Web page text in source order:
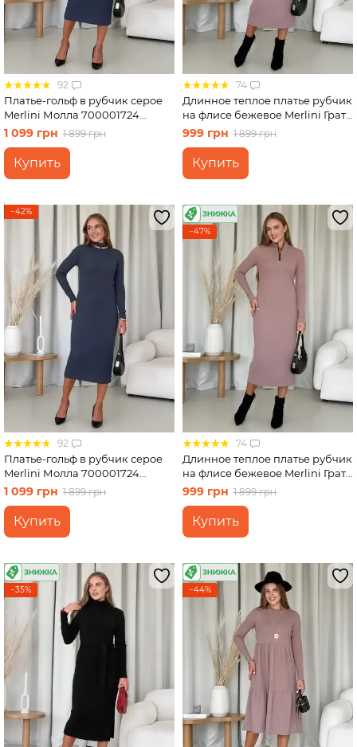
92
Платье-гольф в рубчик серое
Merlini Молла 700001724
размер L-XL
1 099 грн 1 899 грн
Купить
74
Длинное теплое платье рубчик
на флисе бежевое Merlini Грата
700001822 размер S-M
999 грн 1 899 грн
Купить
−42%
92
Платье-гольф в рубчик серое
Merlini Молла 700001724
размер S-M
1 099 грн 1 899 грн
Купить
−47%
74
Длинное теплое платье рубчик
на флисе бежевое Merlini Грата
700001822 размер L-XL
999 грн 1 899 грн
Купить
−35% −44%